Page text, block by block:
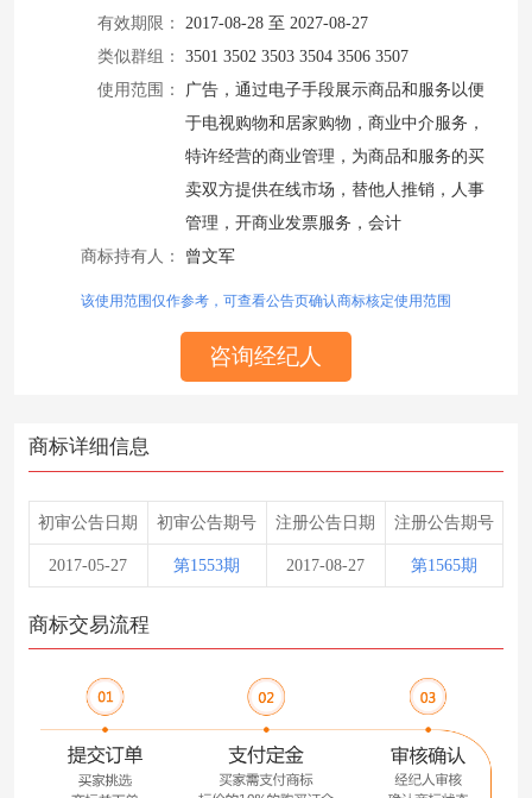
有效期限：
2017-08-28 至 2027-08-27
类似群组：
3501 3502 3503 3504 3506 3507
使用范围：
广告，通过电子手段展示商品和服务以便
于电视购物和居家购物，商业中介服务，
特许经营的商业管理，为商品和服务的买
卖双方提供在线市场，替他人推销，人事
管理，开商业发票服务，会计
商标持有人：
曾文军
该使用范围仅作参考，可查看公告页确认商标核定使用范围
咨询经纪人
商标详细信息
初审公告日期 初审公告期号 注册公告日期 注册公告期号
2017-05-27 第1553期 2017-08-27 第1565期
商标交易流程